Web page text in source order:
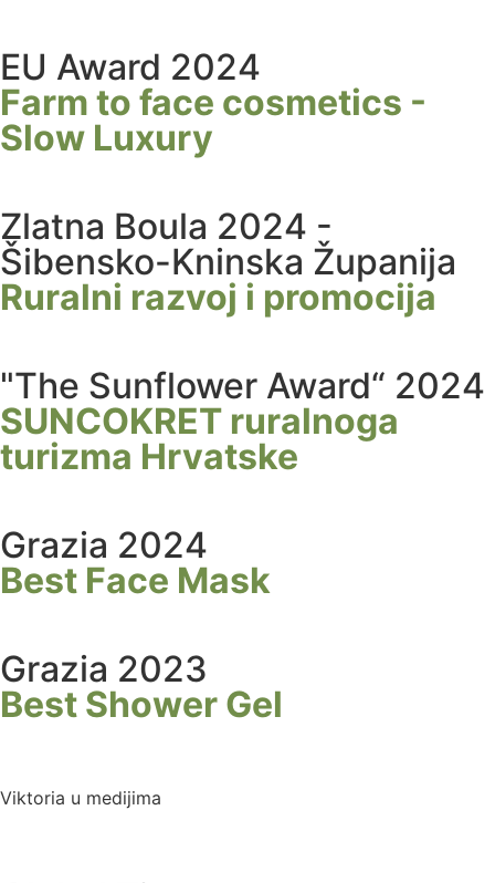
EU Award 2024
Farm to face cosmetics -
Slow Luxury
Zlatna Boula 2024 -
Šibensko-Kninska Županija
Ruralni razvoj i promocija
"The Sunflower Award“ 2024
SUNCOKRET ruralnoga
turizma Hrvatske
Grazia 2024
Best Face Mask
Grazia 2023
Best Shower Gel
Viktoria u medijima